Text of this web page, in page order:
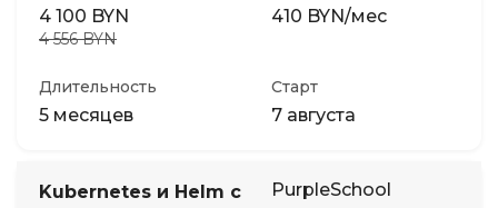
4 100 BYN
4 556 BYN
410 BYN/мес
Длительность
5 месяцев
Старт
7 августа
Kubernetes и Helm с
PurpleSchool